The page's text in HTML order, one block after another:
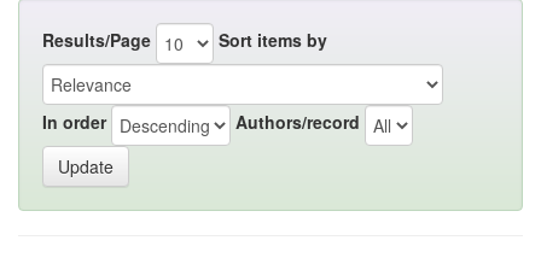
Results/Page Sort items by
In order Authors/record